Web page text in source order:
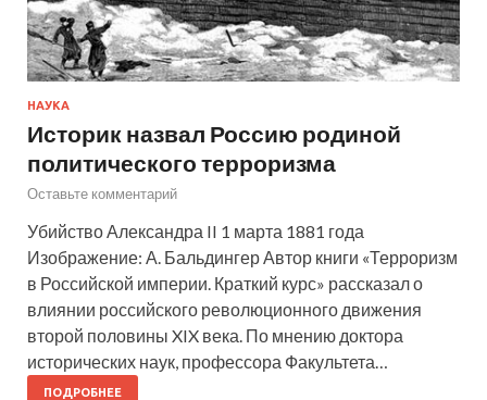
НАУКА
Историк назвал Россию родиной
политического терроризма
Оставьте комментарий
Убийство Александра II 1 марта 1881 года
Изображение: А. Бальдингер Автор книги «Терроризм
в Российской империи. Краткий курс» рассказал о
влиянии российского революционного движения
второй половины XIX века. По мнению доктора
исторических наук, профессора Факультета…
ПОДРОБНЕЕ